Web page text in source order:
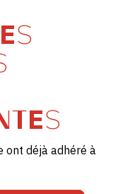
ont déjà adhéré à